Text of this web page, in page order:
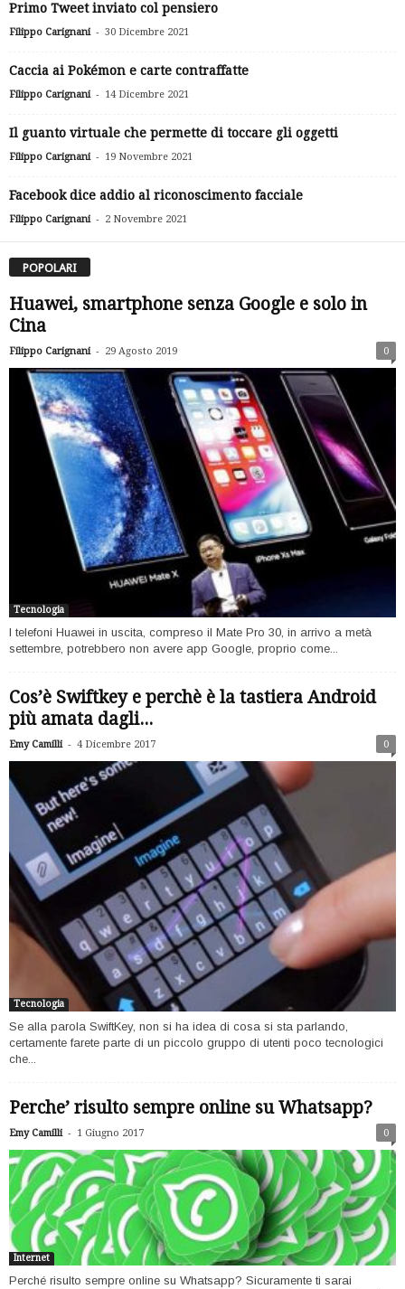
Primo Tweet inviato col pensiero
Filippo Carignani - 30 Dicembre 2021
Caccia ai Pokémon e carte contraffatte
Filippo Carignani - 14 Dicembre 2021
Il guanto virtuale che permette di toccare gli oggetti
Filippo Carignani - 19 Novembre 2021
Facebook dice addio al riconoscimento facciale
Filippo Carignani - 2 Novembre 2021
POPOLARI
Huawei, smartphone senza Google e solo in
Cina
Filippo Carignani - 29 Agosto 2019 0
Tecnologia
I telefoni Huawei in uscita, compreso il Mate Pro 30, in arrivo a metà
settembre, potrebbero non avere app Google, proprio come...
Cos’è Swiftkey e perchè è la tastiera Android
più amata dagli...
Emy Camilli - 4 Dicembre 2017 0
Tecnologia
Se alla parola SwiftKey, non si ha idea di cosa si sta parlando,
certamente farete parte di un piccolo gruppo di utenti poco tecnologici
che...
Perche’ risulto sempre online su Whatsapp?
Emy Camilli - 1 Giugno 2017 0
Internet
Perché risulto sempre online su Whatsapp? Sicuramente ti sarai